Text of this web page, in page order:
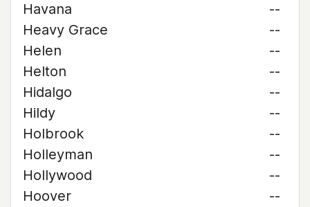
Havana
--
Heavy Grace
--
Helen
--
Helton
--
Hidalgo
--
Hildy
--
Holbrook
--
Holleyman
--
Hollywood
--
Hoover
--